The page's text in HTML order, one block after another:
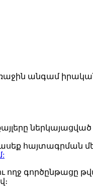
անգամ
ներկայացված
հայտագրման
ողջ գործընթացը